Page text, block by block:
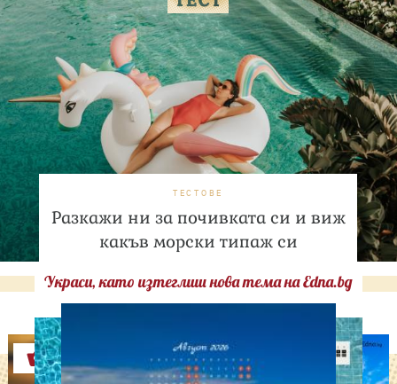
ТЕСТОВЕ
Разкажи ни за почивката си и виж
какъв морски типаж си
Украси, като изтеглиш нова тема на Edna.bg
Оферти